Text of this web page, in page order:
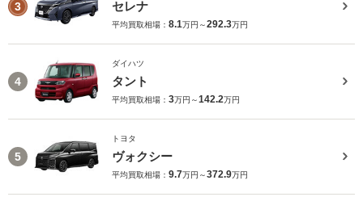
3 セレナ
平均買取相場： 8.1万円～292.3万円
4
ダイハツ
タント
平均買取相場： 3万円～142.2万円
5
トヨタ
ヴォクシー
平均買取相場： 9.7万円～372.9万円